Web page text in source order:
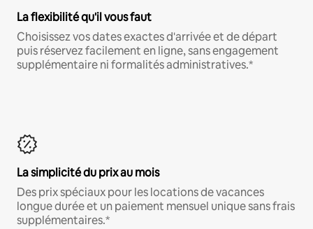
La flexibilité qu'il vous faut
Choisissez vos dates exactes d'arrivée et de départ
puis réservez facilement en ligne, sans engagement
supplémentaire ni formalités administratives.*
La simplicité du prix au mois
Des prix spéciaux pour les locations de vacances
longue durée et un paiement mensuel unique sans frais
supplémentaires.*